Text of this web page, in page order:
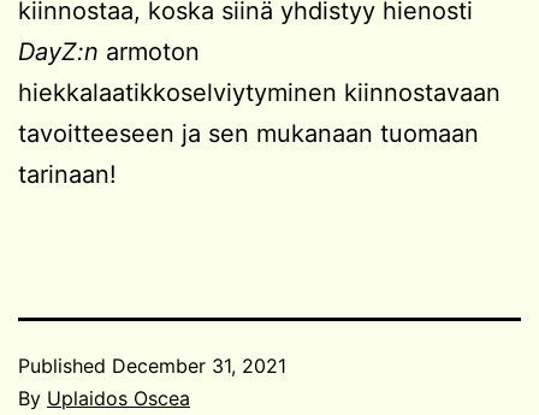
kiinnostaa, koska siinä yhdistyy hienosti
DayZ:n armoton
hiekkalaatikkoselviytyminen kiinnostavaan
tavoitteeseen ja sen mukanaan tuomaan
tarinaan!
Published December 31, 2021
By Uplaidos Oscea